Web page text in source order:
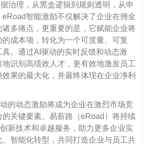
治理，从黑盒逻辑到规则透明，从申
智能激励不仅解决了企业在佣金
多痛点，更重要的是，它赋能企业将
成本项，转化为一个可度量、可复
。通过AI驱动的实时反馈和动态激
识别高绩效人才，更有效地激发员工
果的最大化，并最终体现在企业净利
的动态激励将成为企业在激烈市场竞
关键要素。易薪路（eRoad）将持续
新技术和卓越服务，助力更多企业实
智能化转型，共同打造企业与员工共